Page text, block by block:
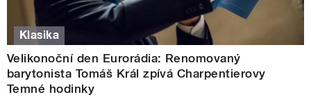
Klasika
Velikonoční den Eurorádia: Renomovaný
barytonista Tomáš Král zpívá Charpentierovy
Temné hodinky